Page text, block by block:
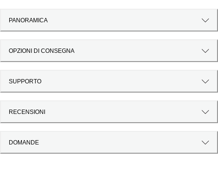
PANORAMICA
OPZIONI DI CONSEGNA
SUPPORTO
RECENSIONI
DOMANDE